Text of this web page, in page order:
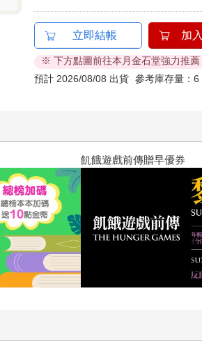
立即結帳 加
※ 下方點圖前往本月金石堂強力推薦
預計 2026/08/08 出貨 參考庫存量
十字殺手【艾迪．弗林系